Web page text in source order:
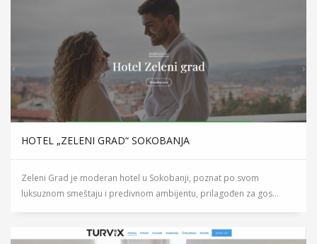
HOTEL „ZELENI GRAD“ SOKOBANJA
Zeleni Grad je moderan hotel u Sokobanji, poznat po svom
luksuznom smeštaju i predivnom ambijentu, prilagođen za gos...